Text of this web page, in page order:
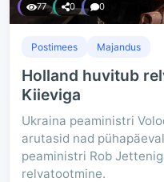
77 0 0
Postimees Majandus
Holland huvitub
Kiieviga
Ukraina peaministri
arutasid nad
peaministri Rob
relvatootmine.